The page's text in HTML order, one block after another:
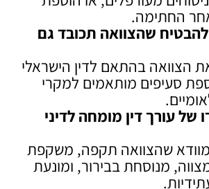
החתימה.
להבטיח שהצוואה תכובד גם
הצוואה בהתאם לדין הישראלי
סעיפים מותאמים למקרי
של עורך דין מומחה לדיני
מוודא שהצוואה תקפה, משקפת
מנוסחת בבירור, ומונעת